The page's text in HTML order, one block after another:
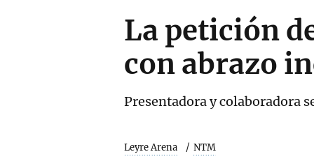
La petición
con abrazo
Presentadora y colaboradora
Leyre Arena NTM